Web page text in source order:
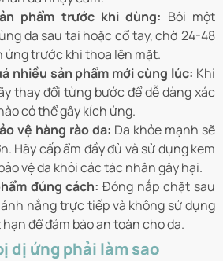
phẩm trước khi dùng: Bôi một
da sau tai hoặc cổ tay, chờ 24-48
ứng trước khi thoa lên mặt.
nhiều sản phẩm mới cùng lúc: Khi
thay đổi từng bước để dễ dàng xác
có thể gây kích ứng.
vệ hàng rào da: Da khỏe mạnh sẽ
Hãy cấp ẩm đầy đủ và sử dụng kem
vệ da khỏi các tác nhân gây hại.
đúng cách:Đóng nắp chặt sau
nắng trực tiếp và không sử dụng
để đảm bảo an toàn cho da.
dị ứng phải làm sao